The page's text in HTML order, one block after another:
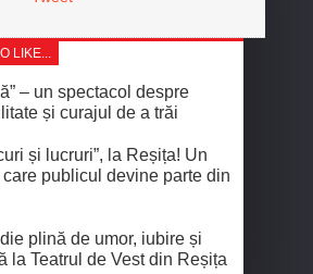
LIKE...
– un spectacol despre
și curajul de a trăi
și lucruri”, la Reșița! Un
publicul devine parte din
plină de umor, iubire și
la Teatrul de Vest din Reșița